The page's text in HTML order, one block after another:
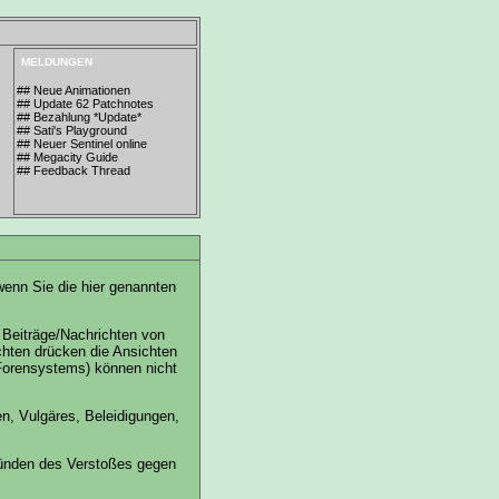
MELDUNGEN
## Neue Animationen
## Update 62 Patchnotes
## Bezahlung *Update*
## Sati's Playground
## Neuer Sentinel online
## Megacity Guide
## Feedback Thread
Sie die hier genannten
Nachrichten von
drücken die Ansichten
können nicht
Vulgäres, Beleidigungen,
des Verstoßes gegen